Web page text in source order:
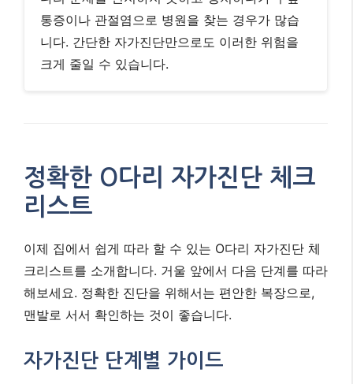
통증이나 관절염으로 병원을 찾는 경우가 많습
니다. 간단한 자가진단만으로도 이러한 위험을
크게 줄일 수 있습니다.
정확한 O다리 자가진단 체크
리스트
이제 집에서 쉽게 따라 할 수 있는 O다리 자가진단 체
크리스트를 소개합니다. 거울 앞에서 다음 단계를 따라
해보세요. 정확한 진단을 위해서는 편안한 복장으로,
맨발로 서서 확인하는 것이 좋습니다.
자가진단 단계별 가이드